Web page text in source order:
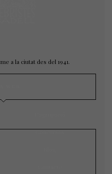
a la ciutat des del 1941.
Concursos